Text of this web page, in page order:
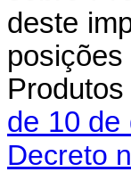
deste
de 10 de
Decreto